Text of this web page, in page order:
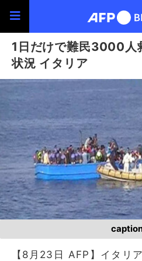
1日だけで難民3000人
状況 イタリア
【8月23日 AFP】イタリ